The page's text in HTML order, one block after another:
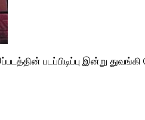
படப்பிடிப்பு இன்று துவங்கி